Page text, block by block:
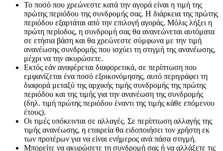
Το ποσό που χρεώνεστε κατά την αγορά είναι η τιμή της
πρώτης περιόδου της συνδρομής σας. Η διάρκεια της πρώτης
περιόδου εξαρτάται από την επιλογή αγοράς. Μόλις λήξει η
πρώτη περίοδος, η συνδρομή σας θα ανανεώνεται αυτόματα
σε ετήσια βάση και θα χρεώνεστε σύμφωνα με την τιμή
ανανέωσης συνδρομής που ισχύει τη στιγμή της ανανέωσης,
μέχρι να την ακυρώσετε.
Εκτός εάν αναφέρεται διαφορετικά, σε περίπτωση που
εμφανίζεται ένα ποσό εξοικονόμησης, αυτό περιγράφει τη
διαφορά μεταξύ της αρχικής τιμής συνδρομής της πρώτης
περιόδου και της τιμής για την ανανέωση της συνδρομής
(δηλ. τιμή πρώτης περιόδου έναντι της τιμής κάθε επόμενου
έτους).
Οι τιμές υπόκεινται σε αλλαγές. Σε περίπτωση αλλαγής της
τιμής ανανέωσης, η εταιρεία θα ειδοποιήσει τον χρήστη εκ
των προτέρων για να είναι ενήμερος ανά πάσα στιγμή.
Μπορείτε να ακυρώσετε τη συνδρομή σας ή να αλλάξετε τις